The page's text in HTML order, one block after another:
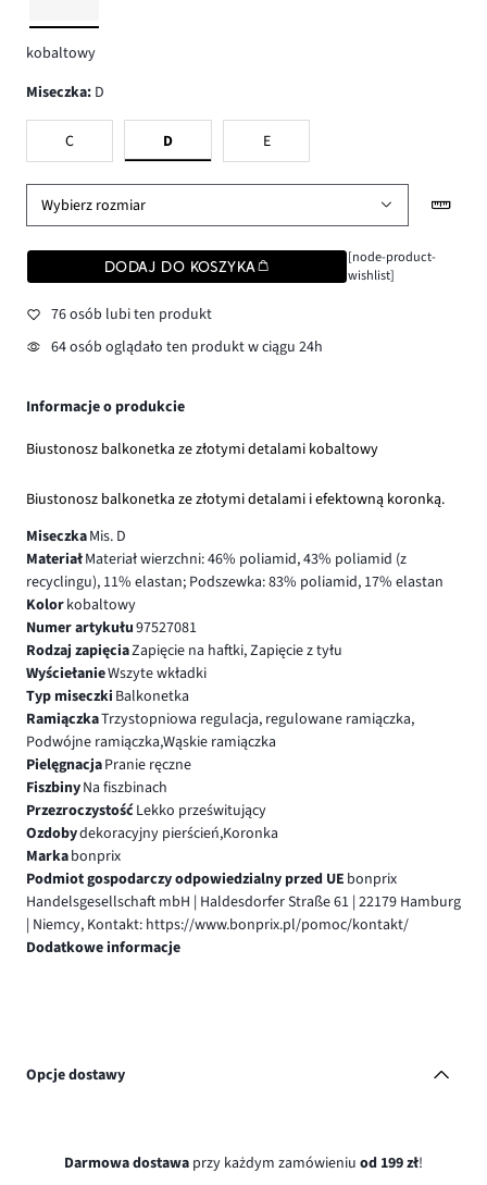
kobaltowy
Miseczka: D
C D E
Wybierz rozmiar
DODAJ DO KOSZYKA
[node-product-
wishlist]
76 osób lubi ten produkt
64 osób oglądało ten produkt w ciągu 24h
Informacje o produkcie
Biustonosz balkonetka ze złotymi detalami kobaltowy
Biustonosz balkonetka ze złotymi detalami i efektowną koronką.
MiseczkaMis. D
MateriałMateriał wierzchni: 46% poliamid, 43% poliamid (z
recyclingu), 11% elastan; Podszewka: 83% poliamid, 17% elastan
Kolorkobaltowy
Numer artykułu97527081
Rodzaj zapięciaZapięcie na haftki, Zapięcie z tyłu
WyściełanieWszyte wkładki
Typ miseczki Balkonetka
RamiączkaTrzystopniowa regulacja, regulowane ramiączka,
Podwójne ramiączka,Wąskie ramiączka
PielęgnacjaPranie ręczne
FiszbinyNa fiszbinach
PrzezroczystośćLekko prześwitujący
Ozdobydekoracyjny pierścień,Koronka
Markabonprix
Podmiot gospodarczy odpowiedzialny przed UE bonprix
Handelsgesellschaft mbH | Haldesdorfer Straße 61 | 22179 Hamburg
| Niemcy, Kontakt: https://www.bonprix.pl/pomoc/kontakt/
Dodatkowe informacje
Opcje dostawy
Darmowa dostawa przy każdym zamówieniu od 199 zł!